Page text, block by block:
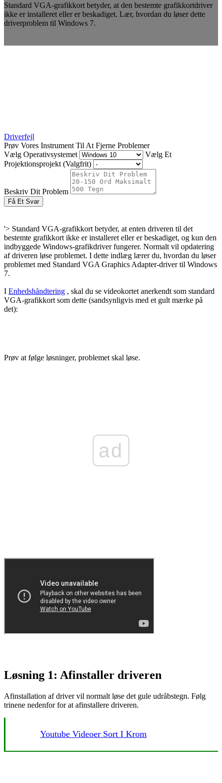
Standard VGA-grafikkort betyder, at den bestemte grafikkortdriver
ikke er installeret eller er beskadiget. Lær, hvordan du løser dette
driverproblem til Windows 7.
Driverfejl
Prøv Vores Instrument Til At Fjerne Problemer
Vælg Operativsystemet
Vælg Et
Projektionsprojekt (Valgfrit)
Beskriv Dit Problem
Få Et Svar
'> Standard VGA-grafikkort betyder, at enten driveren til det
bestemte grafikkort ikke er installeret eller er beskadiget, og kun den
indbyggede Windows-grafikdriver fungerer. Normalt vil opdatering
af driveren løse problemet. I dette indlæg lærer du, hvordan du løser
problemet med Standard VGA Graphics Adapter-driver til Windows
7.
I Enhedshåndtering , skal du se videokortet anerkendt som standard
VGA-grafikkort som dette (sandsynligvis med et gult mærke på
det):
Prøv at følge løsninger, problemet skal løse.
ad
Løsning 1: Afinstaller driveren
Afinstallation af driver vil normalt løse det gule udråbstegn. Følg
trinene nedenfor for at afinstallere driveren.
Youtube Videoer Sort I Krom